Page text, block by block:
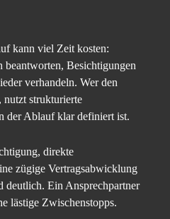
kann viel Zeit kosten:
beantworten, Besichtigungen
verhandeln. Wer den
nutzt strukturierte
der Ablauf klar definiert ist.
direkte
zügige Vertragsabwicklung
deutlich. Ein Ansprechpartner
lästige Zwischenstopps.